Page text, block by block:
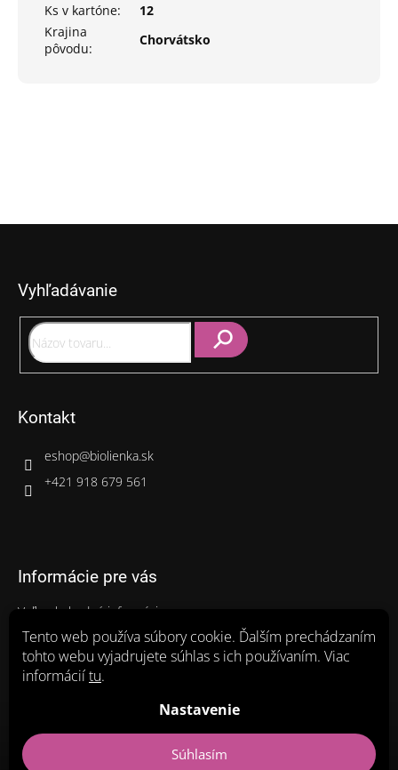
Tento web používa súbory cookie. Ďalším prechádzaním
tohto webu vyjadrujete súhlas s ich používaním. Viac
informáciítu.
Nastavenie
Súhlasím
Ks v kartóne:
12
Krajina
pôvodu:
Chorvátsko
Vyhľadávanie
Kontakt
eshop@biolienka.sk
+421 918 679 561
Informácie pre vás
Veľkoobchodné informácie
Gastro balenia
Ako nakupovať
Obchodné podmienky
Zásady ochrany osobných údajov a poučenie o cookies